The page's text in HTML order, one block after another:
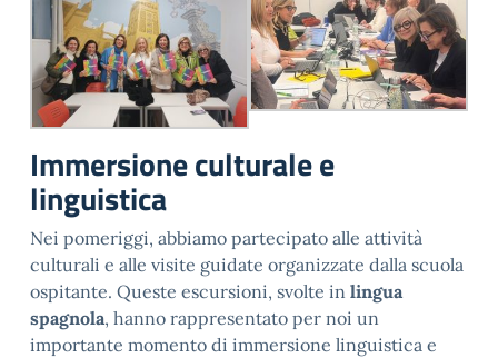
Immersione culturale e
linguistica
Nei pomeriggi, abbiamo partecipato alle attività
culturali e alle visite guidate organizzate dalla scuola
ospitante. Queste escursioni, svolte in lingua
spagnola, hanno rappresentato per noi un
importante momento di immersione linguistica e